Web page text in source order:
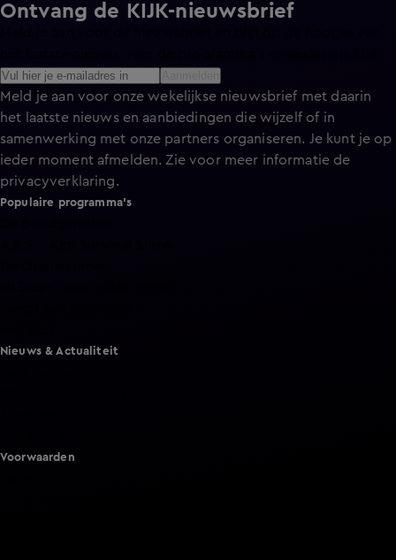
Ontvang de KIJK-nieuwsbrief
Meld je aan voor onze wekelijkse nieuwsbrief met daarin
het laatste nieuws en aanbiedingen die wijzelf of in
samenwerking met onze partners organiseren. Je kunt je op
ieder moment afmelden. Zie voor meer informatie de
privacyverklaring.
Populaire programma's
Nieuws & Actualiteit
Voorwaarden